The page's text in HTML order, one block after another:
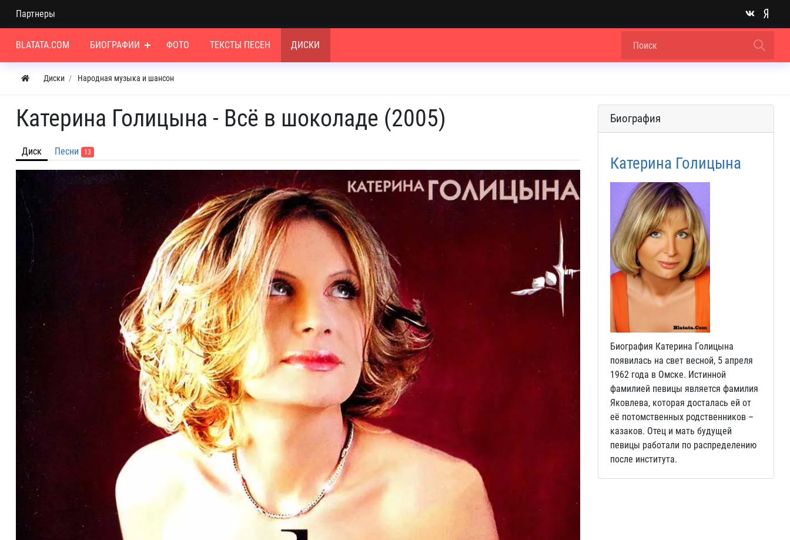
Партнеры
BLATATA.COM БИОГРАФИИ ФОТО ТЕКСТЫ ПЕСЕН ДИСКИ
Диски Народная музыка и шансон
Катерина Голицына - Всё в шоколаде (2005)
Диск Песни 13
Биография
Катерина Голицына
Биография Катерина Голицына
появилась на свет весной, 5 апреля
1962 года в Омске. Истинной
фамилией певицы является фамилия
Яковлева, которая досталась ей от
её потомственных родственников –
казаков. Отец и мать будущей
певицы работали по распределению
после института.